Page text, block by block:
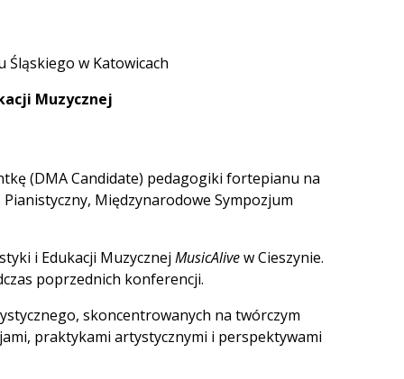
Śląskiego w Katowicach
Muzycznej
(DMA Candidate) pedagogiki fortepianu na
Międzynarodowe Sympozjum
i Edukacji Muzycznej MusicAlivew Cieszynie.
poprzednich konferencji.
skoncentrowanych na twórczym
praktykami artystycznymi i perspektywami